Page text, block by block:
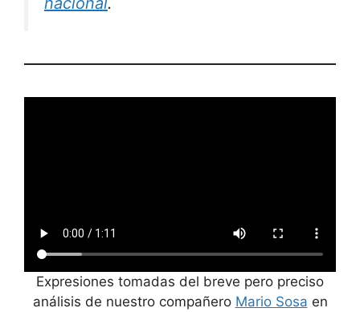
Expresiones tomadas del breve pero preciso
análisis de nuestro compañero Mario Sosa en